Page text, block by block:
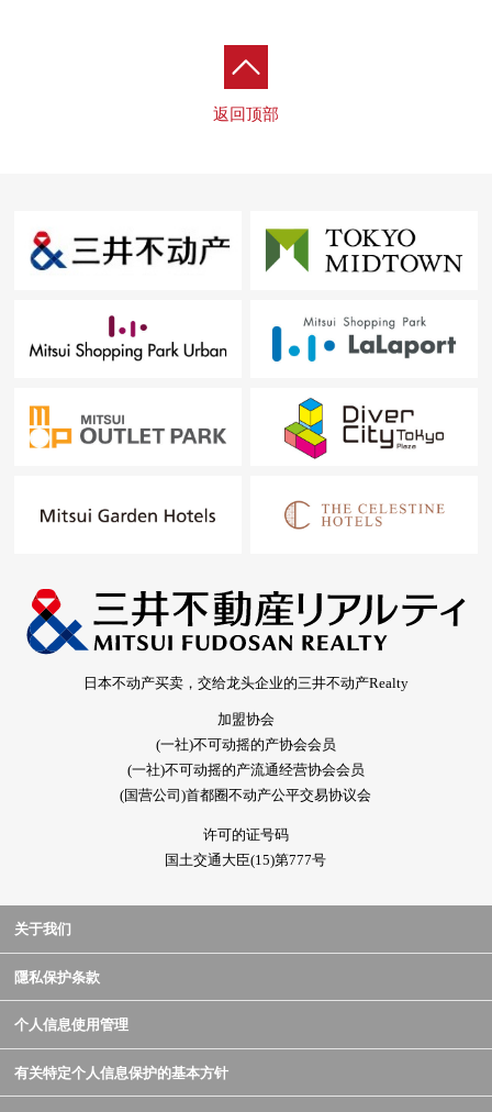
返回顶部
日本不动产买卖，交给龙头企业的三井不动产Realty
加盟协会
(一社)不可动摇的产协会会员
(一社)不可动摇的产流通经营协会会员
(国营公司)首都圈不动产公平交易协议会
许可的证号码
国土交通大臣(15)第777号
关于我们
隱私保护条款
个人信息使用管理
有关特定个人信息保护的基本方针